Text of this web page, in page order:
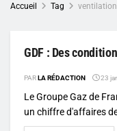
Accueil Tag ventilation
GDF : Des
PARLA RÉDACTION 23
Le Groupe Gaz de
un chiffre d'affaires